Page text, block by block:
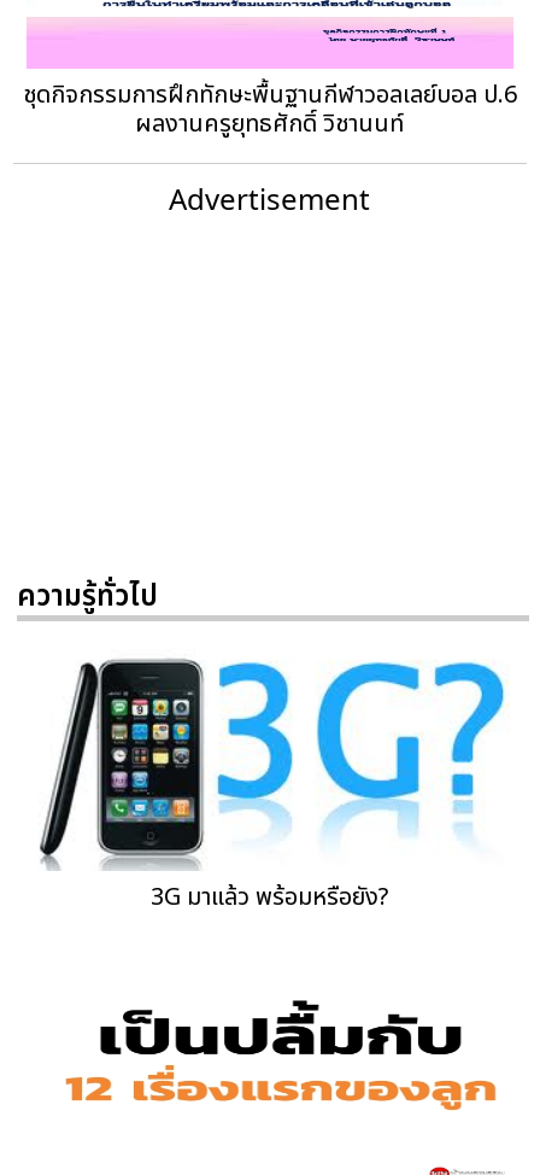
ชุดกิจกรรมการฝึกทักษะพื้นฐานกีฬาวอลเลย์บอล ป.6
ผลงานครูยุทธศักดิ์ วิชานนท์
Advertisement
ความรู้ทั่วไป
3G มาแล้ว พร้อมหรือยัง?